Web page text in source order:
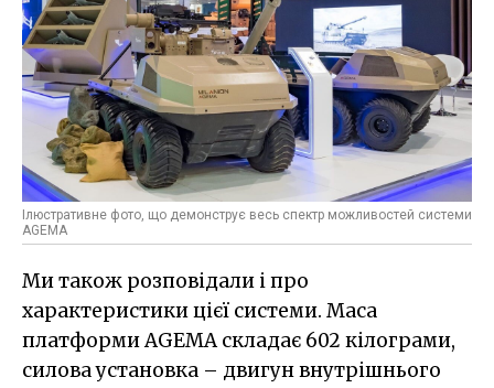
Ілюстративне фото, що демонструє весь спектр можливостей системи
AGEMA
Ми також розповідали і про
характеристики цієї системи. Маса
платформи AGEMA складає 602 кілограми,
силова установка – двигун внутрішнього